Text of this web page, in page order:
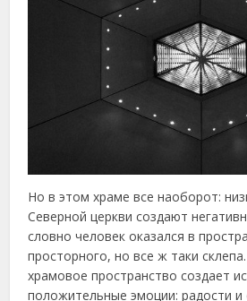
Но в этом храме все наоборот:
Северной церкви создают
словно человек оказался в
просторного, но все ж таки
храмовое пространство создает
положительные эмоции: радости